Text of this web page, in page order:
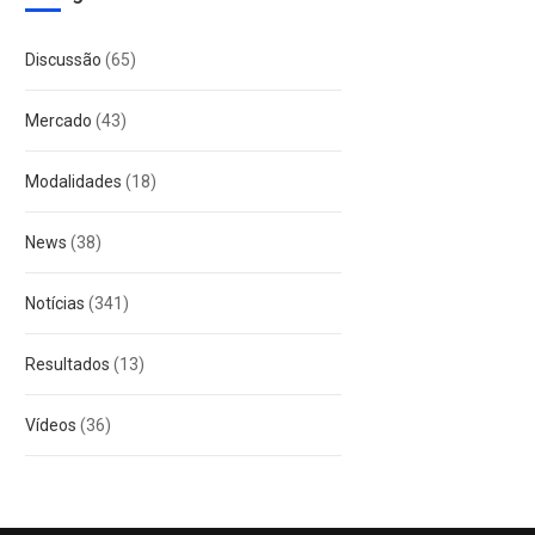
Discussão (65)
Mercado (43)
Modalidades (18)
News (38)
Notícias (341)
Resultados (13)
Vídeos (36)